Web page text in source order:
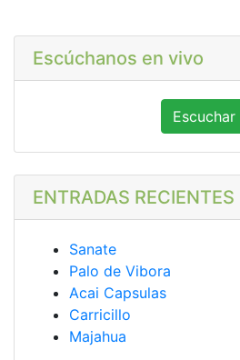
Escúchanos en vivo
Escuchar
ENTRADAS RECIENTES
Sanate
Palo de Vibora
Acai Capsulas
Carricillo
Majahua